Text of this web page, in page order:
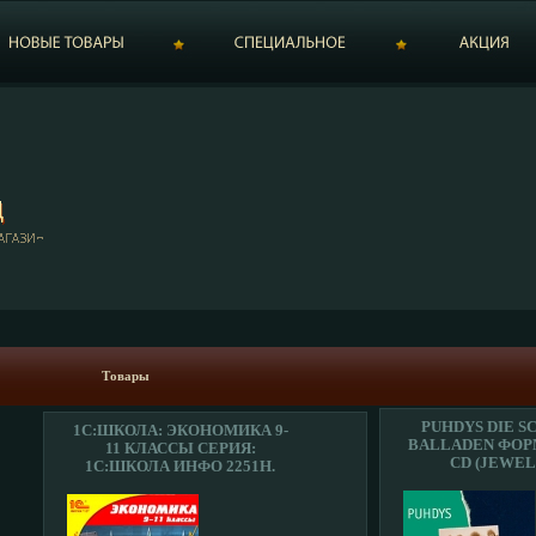
Товары
1С:ШКОЛА: ЭКОНОМИКА 9-
11 КЛАССЫ СЕРИЯ:
1С:ШКОЛА ИНФО 2251H.
PUHDYS DIE
BALLADEN
CD (JEWEL
SONY BMG
СОЮЗ